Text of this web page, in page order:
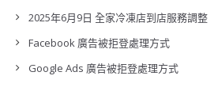
2025年6月9日 全家冷凍店到店服務調整
Facebook 廣告被拒登處理方式
Google Ads 廣告被拒登處理方式